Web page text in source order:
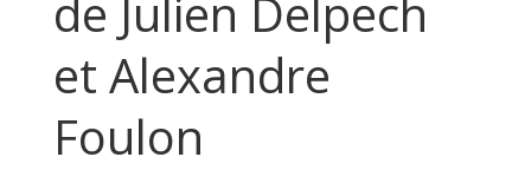
de Julien Delpech
et Alexandre
Foulon